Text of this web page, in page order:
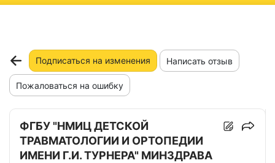
Подписаться на изменения Написать отзыв
Пожаловаться на ошибку
ФГБУ "НМИЦ ДЕТСКОЙ
ТРАВМАТОЛОГИИ И ОРТОПЕДИИ
ИМЕНИ Г.И. ТУРНЕРА" МИНЗДРАВА